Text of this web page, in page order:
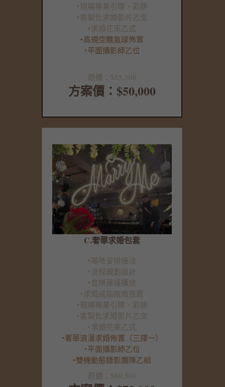
‣現場專業引導、彩排
‣客製化求婚影片乙支
‣求婚花束乙式
‣高規空飄氣球佈置
‣平面攝影師乙位
原價：$55,500
方案價：$50,000
C.奢華求婚包套
‣場地安排接洽
‣流程規劃設計
‣音樂建議播放
‣求婚戒指廠商推薦
‣現場專業引導、彩排
‣客製化求婚影片乙支
‣求婚花束乙式
‣奢華浪漫求婚佈置（三擇一）
‣平面攝影師乙位
‣雙機動態錄影團隊乙組
原價：$80,500